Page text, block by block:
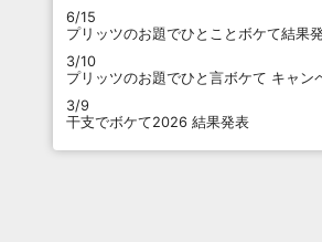
6/15
プリッツのお題でひとことボケて結果
3/10
プリッツのお題でひと言ボケて キャン
3/9
干支でボケて2026 結果発表